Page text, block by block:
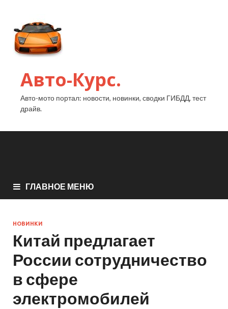
Авто-Курс.
Авто-мото портал: новости, новинки, сводки ГИБДД, тест
драйв.
ГЛАВНОЕ МЕНЮ
НОВИНКИ
Китай предлагает
России сотрудничество
в сфере
электромобилей